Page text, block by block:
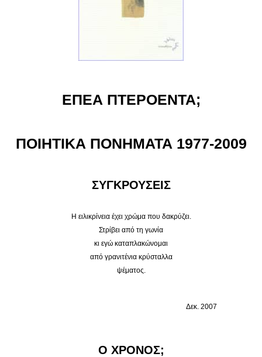
ΕΠΕΑ ΠΤΕΡΟΕΝΤΑ;
ΠΟΙΗΤΙΚΑ ΠΟΝΗΜΑΤΑ 1977-2009
ΣΥΓΚΡΟΥΣΕΙΣ
Η ειλικρίνεια έχει χρώμα που δακρύζει.
Στρίβει από τη γωνία
κι εγώ καταπλακώνομαι
από γρανιτένια κρύσταλλα
ψέματος.
Δεκ. 2007
Ο ΧΡΟΝΟΣ;